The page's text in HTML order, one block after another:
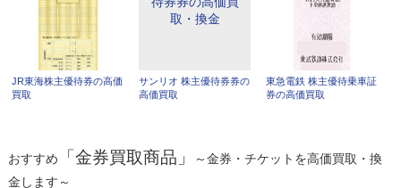
JR東海株主優待券の高価
買取
サンリオ 株主優待券券の
高価買取
東急電鉄 株主優待乗車証
券の高価買取
おすすめ 「金券買取商品」
～金券・チケットを高価買取・換
金します～